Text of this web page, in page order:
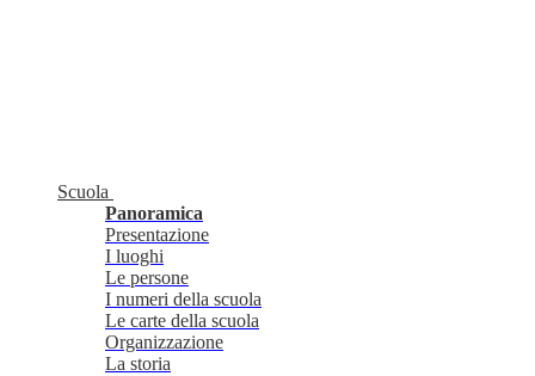
Scuola
Panoramica
Presentazione
I luoghi
Le persone
I numeri della scuola
Le carte della scuola
Organizzazione
La storia